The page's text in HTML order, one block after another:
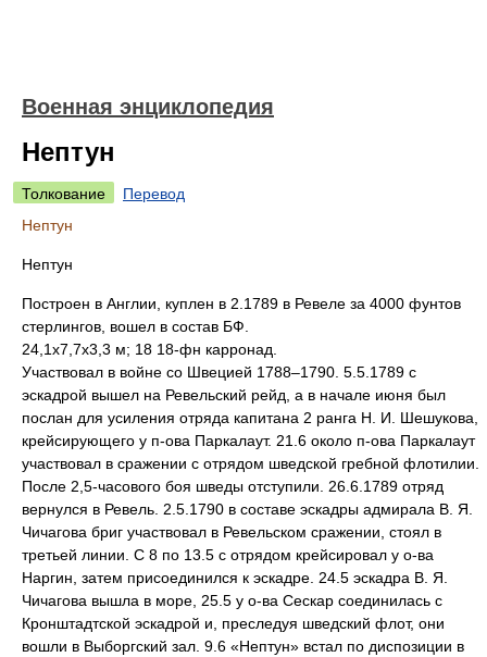
Военная энциклопедия
Нептун
Толкование
Перевод
Нептун
Нептун
Построен в Англии, куплен в 2.1789 в Ревеле за 4000 фунтов
стерлингов, вошел в состав БФ.
24,1x7,7x3,3 м; 18 18-фн карронад.
Участвовал в войне со Швецией 1788–1790. 5.5.1789 с
эскадрой вышел на Ревельский рейд, а в начале июня был
послан для усиления отряда капитана 2 ранга Н. И. Шешукова,
крейсирующего у п-ова Паркалаут. 21.6 около п-ова Паркалаут
участвовал в сражении с отрядом шведской гребной флотилии.
После 2,5-часового боя шведы отступили. 26.6.1789 отряд
вернулся в Ревель. 2.5.1790 в составе эскадры адмирала В. Я.
Чичагова бриг участвовал в Ревельском сражении, стоял в
третьей линии. С 8 по 13.5 с отрядом крейсировал у о-ва
Наргин, затем присоединился к эскадре. 24.5 эскадра В. Я.
Чичагова вышла в море, 25.5 у о-ва Сескар соединилась с
Кронштадтской эскадрой и, преследуя шведский флот, они
вошли в Выборгский зал. 9.6 «Нептун» встал по диспозиции в